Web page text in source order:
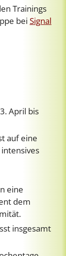
Trainings
bei Signal
April bis
auf eine
eine
dem
insgesamt